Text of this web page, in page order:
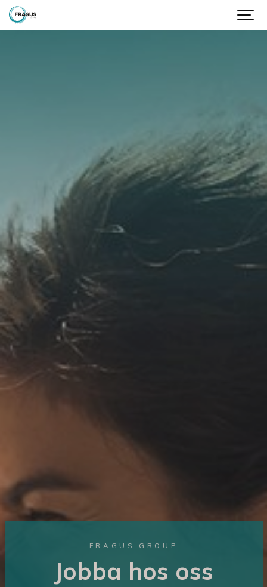
FRAGUS GROUP
Jobba hos oss